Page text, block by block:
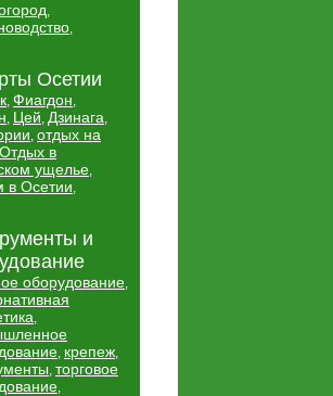
,
,
Осетии
, Фиагдон,
, Цей, Дзинага,
, отдых на
Отдых в
ущелье,
в Осетии,
и
оборудование,
,
, крепеж,
, торговое
,